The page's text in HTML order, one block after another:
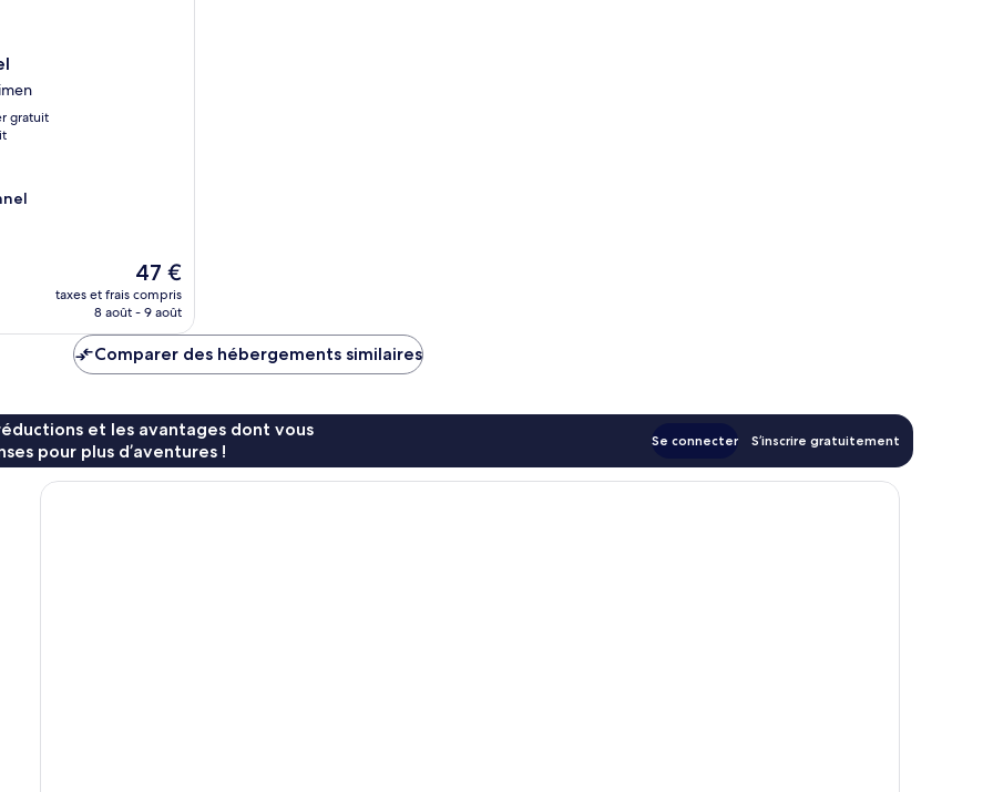
gratuit
Le
nouveau
prix
de
47 €
47 €
taxes et frais compris
8 août - 9 août
Comparer des hébergements similaires
et les avantages dont vous
pour plus d’aventures !
Se connecter S’inscrire gratuitement